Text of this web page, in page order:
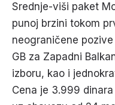
Srednje-viši paket
punoj brzini tokom
neograničene
GB za Zapadni
izboru, kao i
Cena je 3.999